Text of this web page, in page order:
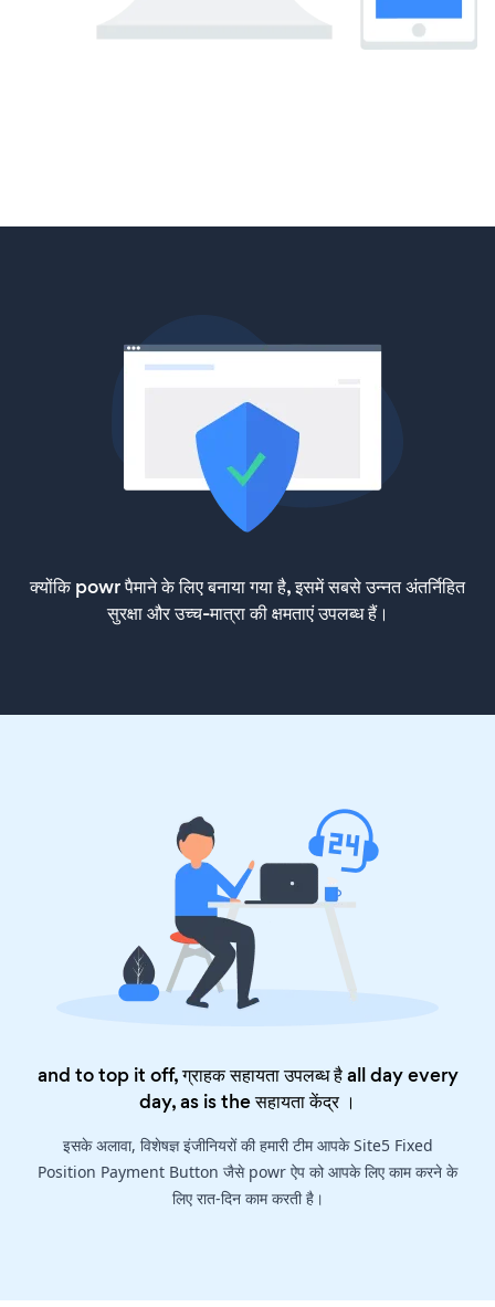
क्योंकि powr पैमाने के लिए बनाया गया है, इसमें सबसे उन्नत अंतर्निहित
सुरक्षा और उच्च-मात्रा की क्षमताएं उपलब्ध हैं।
and to top it off, ग्राहक सहायता उपलब्ध है all day every
day, as is theसहायता केंद्र।
इसके अलावा, विशेषज्ञ इंजीनियरों की हमारी टीम आपके Site5 Fixed
Position Payment Button जैसे powr ऐप को आपके लिए काम करने के
लिए रात-दिन काम करती है।